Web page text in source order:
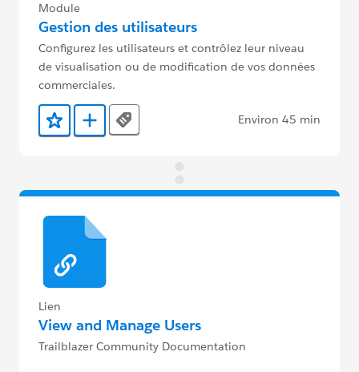
Module
Gestion des utilisateurs
Configurez les utilisateurs et contrôlez leur niveau
de visualisation ou de modification de vos données
commerciales.
Ajouter aux favoris
Ajouter au Trailmix
Tags Environ 45 min
Lien
View and Manage Users
Trailblazer Community Documentation